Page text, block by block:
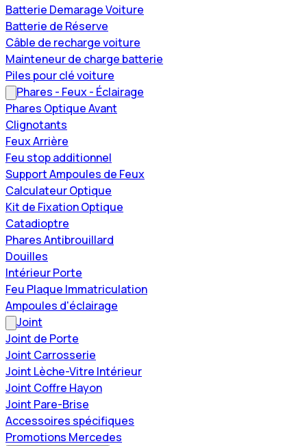
Batterie Demarage Voiture
Batterie de Réserve
Câble de recharge voiture
Mainteneur de charge batterie
Piles pour clé voiture
Phares - Feux - Éclairage
Phares Optique Avant
Clignotants
Feux Arrière
Feu stop additionnel
Support Ampoules de Feux
Calculateur Optique
Kit de Fixation Optique
Catadioptre
Phares Antibrouillard
Douilles
Intérieur Porte
Feu Plaque Immatriculation
Ampoules d'éclairage
Joint
Joint de Porte
Joint Carrosserie
Joint Lèche-Vitre Intérieur
Joint Coffre Hayon
Joint Pare-Brise
Accessoires spécifiques
Promotions Mercedes